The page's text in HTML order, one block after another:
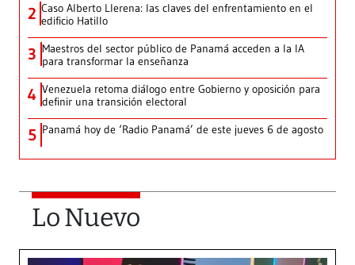
2 Caso Alberto Llerena: las claves del enfrentamiento en el
edificio Hatillo
3 Maestros del sector público de Panamá acceden a la IA
para transformar la enseñanza
4 Venezuela retoma diálogo entre Gobierno y oposición para
definir una transición electoral
5 Panamá hoy de ‘Radio Panamá’ de este jueves 6 de agosto
Lo Nuevo